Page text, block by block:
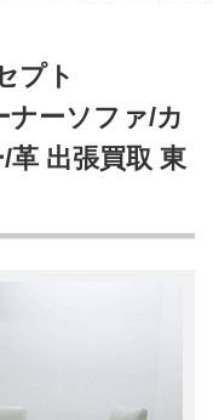
プト
ーソファ/カ
革 出張買取 東